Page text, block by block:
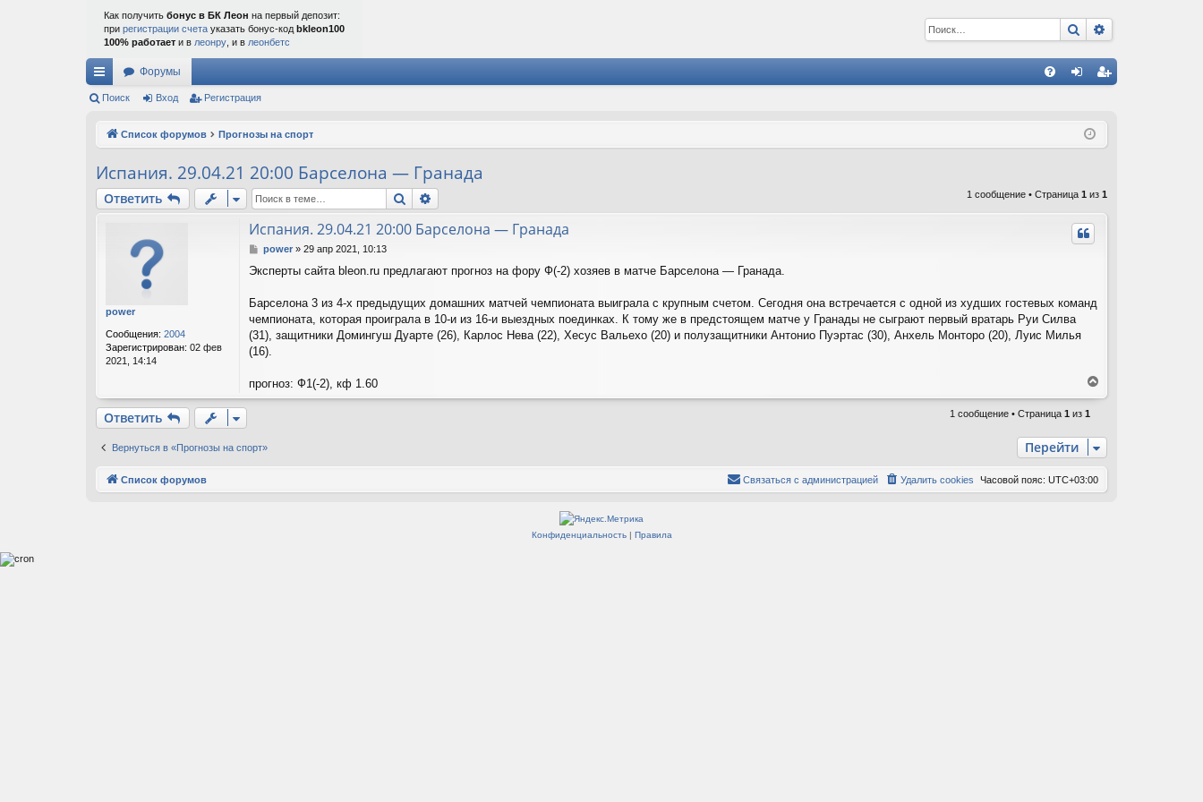
Как получить бонус в БК Леон на первый депозит:
при регистрации счета указать бонус-код bkleon100
100% работает и в леонру , и в леонбетс
Поиск
с
и
Форумы
ис
Поиск Вход Регистрация
Список форумов Прогнозы на спорт
Испания. 29.04.21 20:00 Барселона — Гранада
Ответить Поиск 1 сообщение • Страница 1 из 1
power
Сообщения: 2004
Зарегистрирован: 02 фев
2021, 14:14
Испания. 29.04.21 20:00 Барселона — Гранада
С
о
щ
е
н
и
е
power» 29 апр 2021, 10:13
Эксперты сайта bleon.ru предлагают прогноз на фору Ф(-2) хозяев в матче Барселона — Гранада.
Барселона 3 из 4-х предыдущих домашних матчей чемпионата выиграла с крупным счетом. Сегодня она встречается с одной из худших гостевых команд
чемпионата, которая проиграла в 10-и из 16-и выездных поединках. К тому же в предстоящем матче у Гранады не сыграют первый вратарь Руи Силва
(31), защитники Домингуш Дуарте (26), Карлос Нева (22), Хесус Вальехо (20) и полузащитники Антонио Пуэртас (30), Анхель Монторо (20), Луис Милья
(16).
прогноз: Ф1(-2), кф 1.60
е
у
т
я
Ответить 1 сообщение • Страница 1 из 1
Вернуться в «Прогнозы на спорт» Перейти
Список форумов Часовой пояс: UTC+03:00
Удалить cookies
Связаться с администрацией
Конфиденциальность| Правила